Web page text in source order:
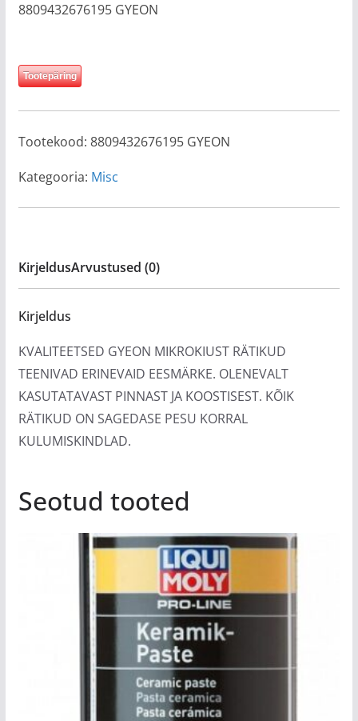
8809432676195 GYEON
Tootepäring
Tootekood: 8809432676195 GYEON
Kategooria: Misc
KirjeldusArvustused (0)
Kirjeldus
KVALITEETSED GYEON MIKROKIUST RÄTIKUD
TEENIVAD ERINEVAID EESMÄRKE. OLENEVALT
KASUTATAVAST PINNAST JA KOOSTISEST. KÕIK
RÄTIKUD ON SAGEDASE PESU KORRAL
KULUMISKINDLAD.
Seotud tooted